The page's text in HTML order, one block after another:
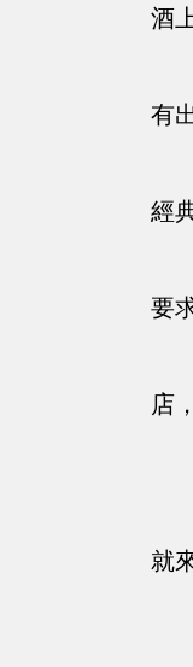
酒
有
經
要
店
就